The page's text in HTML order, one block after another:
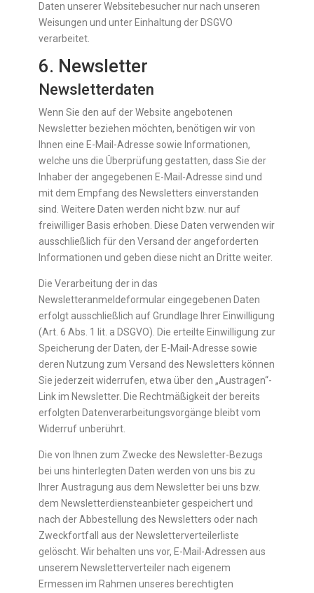
Daten unserer Websitebesucher nur nach unseren
Weisungen und unter Einhaltung der DSGVO
verarbeitet.
6. Newsletter
Newsletter­daten
Wenn Sie den auf der Website angebotenen
Newsletter beziehen möchten, benötigen wir von
Ihnen eine E-Mail-Adresse sowie Informationen,
welche uns die Überprüfung gestatten, dass Sie der
Inhaber der angegebenen E-Mail-Adresse sind und
mit dem Empfang des Newsletters einverstanden
sind. Weitere Daten werden nicht bzw. nur auf
freiwilliger Basis erhoben. Diese Daten verwenden wir
ausschließlich für den Versand der angeforderten
Informationen und geben diese nicht an Dritte weiter.
Die Verarbeitung der in das
Newsletteranmeldeformular eingegebenen Daten
erfolgt ausschließlich auf Grundlage Ihrer Einwilligung
(Art. 6 Abs. 1 lit. a DSGVO). Die erteilte Einwilligung zur
Speicherung der Daten, der E-Mail-Adresse sowie
deren Nutzung zum Versand des Newsletters können
Sie jederzeit widerrufen, etwa über den „Austragen“-
Link im Newsletter. Die Rechtmäßigkeit der bereits
erfolgten Datenverarbeitungsvorgänge bleibt vom
Widerruf unberührt.
Die von Ihnen zum Zwecke des Newsletter-Bezugs
bei uns hinterlegten Daten werden von uns bis zu
Ihrer Austragung aus dem Newsletter bei uns bzw.
dem Newsletterdiensteanbieter gespeichert und
nach der Abbestellung des Newsletters oder nach
Zweckfortfall aus der Newsletterverteilerliste
gelöscht. Wir behalten uns vor, E-Mail-Adressen aus
unserem Newsletterverteiler nach eigenem
Ermessen im Rahmen unseres berechtigten